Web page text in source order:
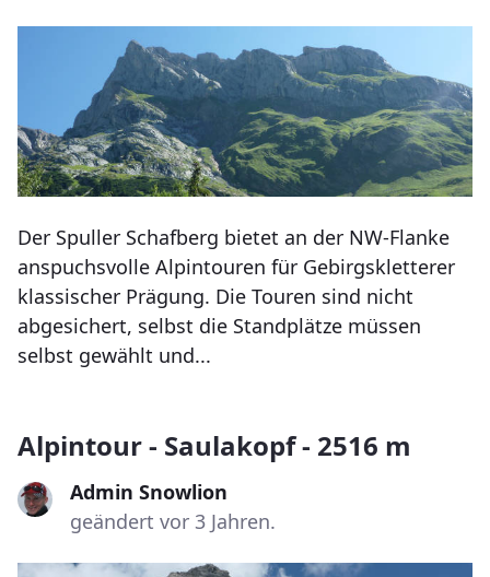
Der Spuller Schafberg bietet an der NW-Flanke
anspuchsvolle Alpintouren für Gebirgskletterer
klassischer Prägung. Die Touren sind nicht
abgesichert, selbst die Standplätze müssen
selbst gewählt und...
Alpintour - Saulakopf - 2516 m
Admin Snowlion
geändert vor 3 Jahren.